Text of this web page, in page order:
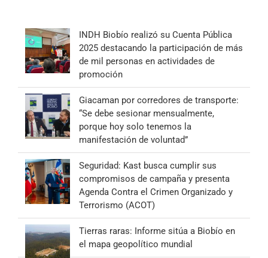
INDH Biobío realizó su Cuenta Pública
2025 destacando la participación de más
de mil personas en actividades de
promoción
Giacaman por corredores de transporte:
“Se debe sesionar mensualmente,
porque hoy solo tenemos la
manifestación de voluntad”
Seguridad: Kast busca cumplir sus
compromisos de campaña y presenta
Agenda Contra el Crimen Organizado y
Terrorismo (ACOT)
Tierras raras: Informe sitúa a Biobío en
el mapa geopolítico mundial